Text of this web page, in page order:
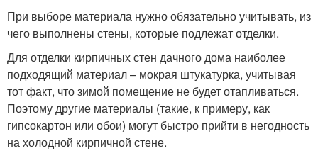
При выборе материала нужно обязательно учитывать, из
чего выполнены стены, которые подлежат отделки.
Для отделки кирпичных стен дачного дома наиболее
подходящий материал – мокрая штукатурка, учитывая
тот факт, что зимой помещение не будет отапливаться.
Поэтому другие материалы (такие, к примеру, как
гипсокартон или обои) могут быстро прийти в негодность
на холодной кирпичной стене.